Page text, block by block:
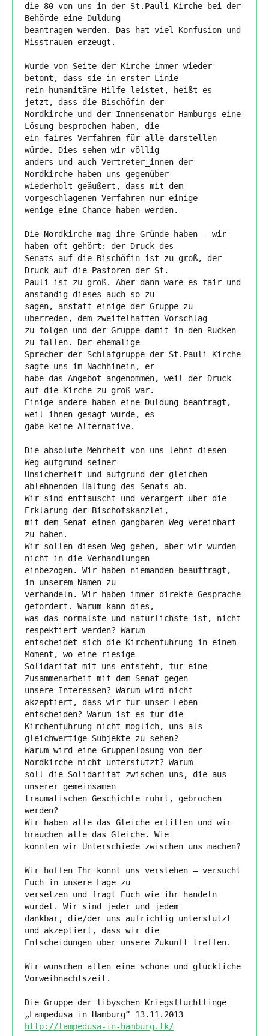
die 80 von uns in der St.Pauli Kirche bei der
Behörde eine Duldung
beantragen werden. Das hat viel Konfusion und
Misstrauen erzeugt.
Wurde von Seite der Kirche immer wieder
betont, dass sie in erster Linie
rein humanitäre Hilfe leistet, heißt es
jetzt, dass die Bischöfin der
Nordkirche und der Innensenator Hamburgs eine
Lösung besprochen haben, die
ein faires Verfahren für alle darstellen
würde. Dies sehen wir völlig
anders und auch Vertreter_innen der
Nordkirche haben uns gegenüber
wiederholt geäußert, dass mit dem
vorgeschlagenen Verfahren nur einige
wenige eine Chance haben werden.
Die Nordkirche mag ihre Gründe haben – wir
haben oft gehört: der Druck des
Senats auf die Bischöfin ist zu groß, der
Druck auf die Pastoren der St.
Pauli ist zu groß. Aber dann wäre es fair und
anständig dieses auch so zu
sagen, anstatt einige der Gruppe zu
überreden, dem zweifelhaften Vorschlag
zu folgen und der Gruppe damit in den Rücken
zu fallen. Der ehemalige
Sprecher der Schlafgruppe der St.Pauli Kirche
sagte uns im Nachhinein, er
habe das Angebot angenommen, weil der Druck
auf die Kirche zu groß war.
Einige andere haben eine Duldung beantragt,
weil ihnen gesagt wurde, es
gäbe keine Alternative.
Die absolute Mehrheit von uns lehnt diesen
Weg aufgrund seiner
Unsicherheit und aufgrund der gleichen
ablehnenden Haltung des Senats ab.
Wir sind enttäuscht und verärgert über die
Erklärung der Bischofskanzlei,
mit dem Senat einen gangbaren Weg vereinbart
zu haben.
Wir sollen diesen Weg gehen, aber wir wurden
nicht in die Verhandlungen
einbezogen. Wir haben niemanden beauftragt,
in unserem Namen zu
verhandeln. Wir haben immer direkte Gespräche
gefordert. Warum kann dies,
was das normalste und natürlichste ist, nicht
respektiert werden? Warum
entscheidet sich die Kirchenführung in einem
Moment, wo eine riesige
Solidarität mit uns entsteht, für eine
Zusammenarbeit mit dem Senat gegen
unsere Interessen? Warum wird nicht
akzeptiert, dass wir für unser Leben
entscheiden? Warum ist es für die
Kirchenführung nicht möglich, uns als
gleichwertige Subjekte zu sehen?
Warum wird eine Gruppenlösung von der
Nordkirche nicht unterstützt? Warum
soll die Solidarität zwischen uns, die aus
unserer gemeinsamen
traumatischen Geschichte rührt, gebrochen
werden?
Wir haben alle das Gleiche erlitten und wir
brauchen alle das Gleiche. Wie
könnten wir Unterschiede zwischen uns machen?
Wir hoffen Ihr könnt uns verstehen – versucht
Euch in unsere Lage zu
versetzen und fragt Euch wie ihr handeln
würdet. Wir sind jeder und jedem
dankbar, die/der uns aufrichtig unterstützt
und akzeptiert, dass wir die
Entscheidungen über unsere Zukunft treffen.
Wir wünschen allen eine schöne und glückliche
Vorweihnachtszeit.
Die Gruppe der libyschen Kriegsflüchtlinge
http://lampedusa-in-hamburg.tk/